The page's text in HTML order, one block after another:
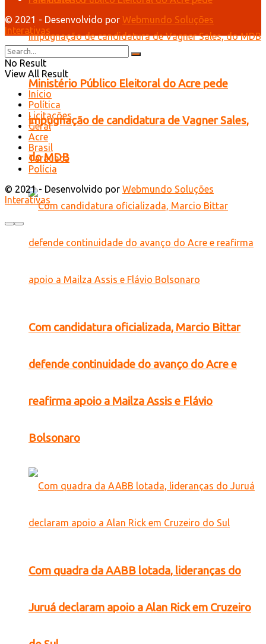
Ministério Público Eleitoral do Acre pede
impugnação de candidatura de Vagner Sales,
do MDB
Com candidatura oficializada, Marcio Bittar
defende continuidade do avanço do Acre e
reafirma apoio a Mailza Assis e Flávio
Bolsonaro
Com quadra da AABB lotada, lideranças do
Juruá declaram apoio a Alan Rick em Cruzeiro
© 2021 - Desenvolvido por Webmundo Soluções
Interativas
No Result
View All Result
Início
Política
Licitações
Geral
Acre
Brasil
Tarauacá
Polícia
© 2021 - Desenvolvido por Webmundo Soluções
Interativas